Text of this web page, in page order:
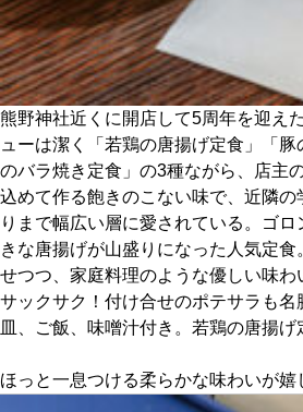
MAIN MENU
SERIES
カレーが好き
京都おやつクラブ
私と店のはなし
今月の京みやげ
熊野神社近くに開店して5周年を迎え
ューは潔く「若鶏の唐揚げ定食」「
のバラ焼き定食」の3種ながら、店主
込めて作る飽きのこない味で、近隣
りまで幅広い層に愛されている。ゴ
きな唐揚げが山盛りになった人気定
せつつ、家庭料理のような優しい味
サックサク！付け合せのポテサラも
皿、ご飯、味噌汁付き。若鶏の唐揚げ
ほっと一息つける柔らかな味わいが嬉